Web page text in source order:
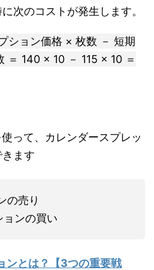
次のコストが発生します。
ション価格 × 枚数 － 短期
＝ 140 × 10 － 115 × 10 ＝
って、カレンダースプレッ
きます
の売り
ョンの買い
ンとは？【3つの重要戦